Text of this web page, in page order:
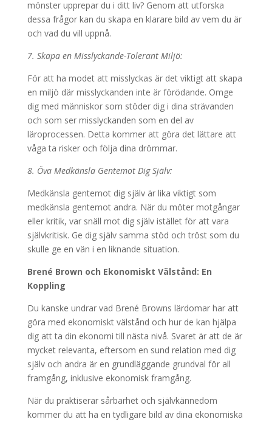
mönster upprepar du i ditt liv? Genom att utforska
dessa frågor kan du skapa en klarare bild av vem du är
och vad du vill uppnå.
7. Skapa en Misslyckande-Tolerant Miljö:
För att ha modet att misslyckas är det viktigt att skapa
en miljö där misslyckanden inte är förödande. Omge
dig med människor som stöder dig i dina strävanden
och som ser misslyckanden som en del av
läroprocessen. Detta kommer att göra det lättare att
våga ta risker och följa dina drömmar.
8. Öva Medkänsla Gentemot Dig Själv:
Medkänsla gentemot dig själv är lika viktigt som
medkänsla gentemot andra. När du möter motgångar
eller kritik, var snäll mot dig själv istället för att vara
självkritisk. Ge dig själv samma stöd och tröst som du
skulle ge en vän i en liknande situation.
Brené Brown och Ekonomiskt Välstånd: En
Koppling
Du kanske undrar vad Brené Browns lärdomar har att
göra med ekonomiskt välstånd och hur de kan hjälpa
dig att ta din ekonomi till nästa nivå. Svaret är att de är
mycket relevanta, eftersom en sund relation med dig
själv och andra är en grundläggande grundval för all
framgång, inklusive ekonomisk framgång.
När du praktiserar sårbarhet och självkännedom
kommer du att ha en tydligare bild av dina ekonomiska